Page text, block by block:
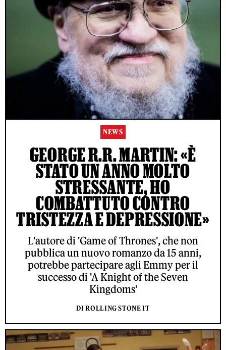
NEWS
GEORGE R.R. MARTIN: «È
STATO UN ANNO MOLTO
STRESSANTE, HO
COMBATTUTO CONTRO
TRISTEZZA E DEPRESSIONE»
L'autore di 'Game of Thrones', che non
pubblica un nuovo romanzo da 15 anni,
potrebbe partecipare agli Emmy per il
successo di 'A Knight of the Seven
Kingdoms'
DI ROLLING STONE IT